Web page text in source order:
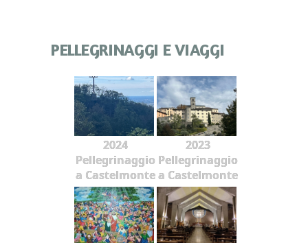
PELLEGRINAGGI E VIAGGI
2024
Pellegrinaggio
a Castelmonte
2023
Pellegrinaggio
a Castelmonte